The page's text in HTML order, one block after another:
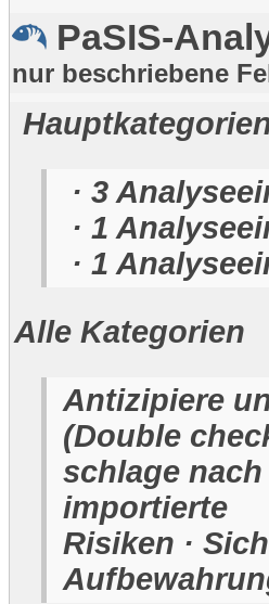
PaSIS-
nur beschriebene
· 3
· 1
· 1
Alle Kategorien
Antizipiere
(Double
schlage
importierte
Risiken ·